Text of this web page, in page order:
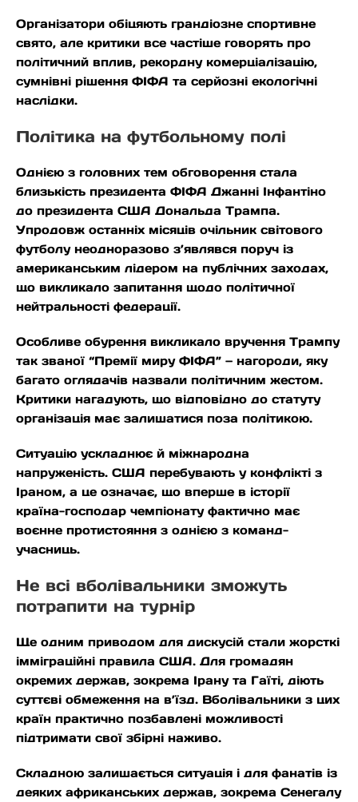
Організатори обіцяють грандіозне спортивне
свято, але критики все частіше говорять про
політичний вплив, рекордну комерціалізацію,
сумнівні рішення ФІФА та серйозні екологічні
наслідки.
Політика на футбольному полі
Однією з головних тем обговорення стала
близькість президента ФІФА Джанні Інфантіно
до президента США Дональда Трампа.
Упродовж останніх місяців очільник світового
футболу неодноразово з’являвся поруч із
американським лідером на публічних заходах,
що викликало запитання щодо політичної
нейтральності федерації.
Особливе обурення викликало вручення Трампу
так званої “Премії миру ФІФА” — нагороди, яку
багато оглядачів назвали політичним жестом.
Критики нагадують, що відповідно до статуту
організація має залишатися поза політикою.
Ситуацію ускладнює й міжнародна
напруженість. США перебувають у конфлікті з
Іраном, а це означає, що вперше в історії
країна-господар чемпіонату фактично має
воєнне протистояння з однією з команд-
учасниць.
Не всі вболівальники зможуть
потрапити на турнір
Ще одним приводом для дискусій стали жорсткі
імміграційні правила США. Для громадян
окремих держав, зокрема Ірану та Гаїті, діють
суттєві обмеження на в’їзд. Вболівальники з цих
країн практично позбавлені можливості
підтримати свої збірні наживо.
Складною залишається ситуація і для фанатів із
деяких африканських держав, зокрема Сенегалу